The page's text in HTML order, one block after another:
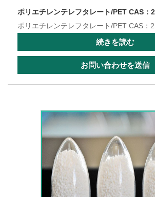
ポリエチレンテレフタレート/PET CAS：
ポリエチレンテレフタレート/PET CAS：
続きを読む
お問い合わせを送信